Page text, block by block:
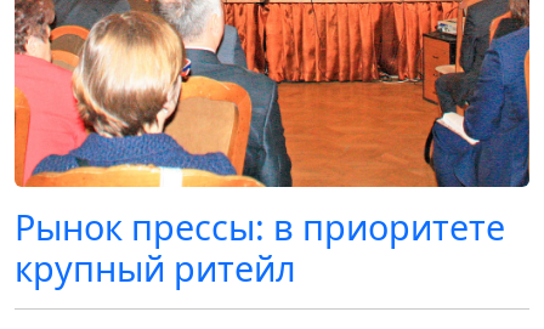
Рынок прессы: в приоритете
крупный ритейл